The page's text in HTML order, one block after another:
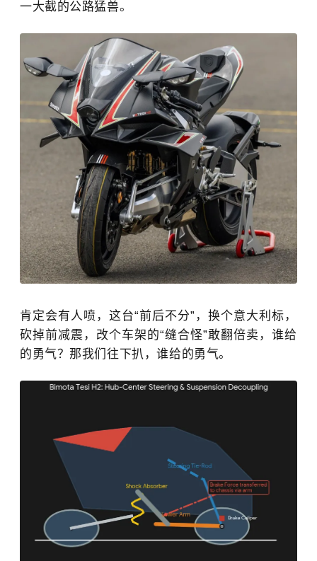
一大截的公路猛兽。
肯定会有人喷，这台“前后不分”，换个意大利标，
砍掉前减震，改个车架的“缝合怪”敢翻倍卖，谁给
的勇气？那我们往下扒，谁给的勇气。